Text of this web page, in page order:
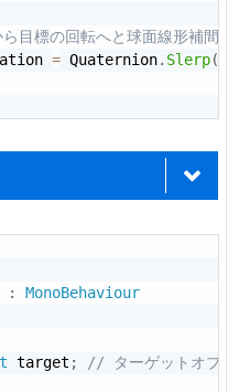
ゲットの角度へと移動する。
ターゲットの角
度。</returns>
目標の回転へと球面線形補間
= Quaternion. Slerp(
:
MonoBehaviour
target ; // ターゲットオブ